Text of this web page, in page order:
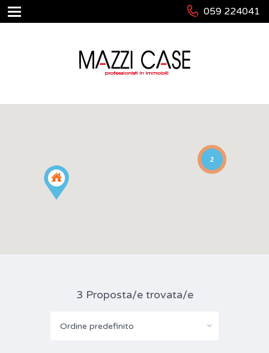
059 224041
2
3 Proposta/e trovata/e
Ordine predefinito